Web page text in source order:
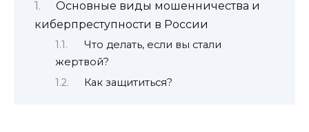
Основные виды мошенничества и
киберпреступности в России
Что делать, если вы стали
жертвой?
Как защититься?